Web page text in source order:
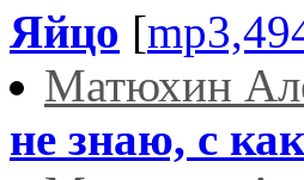
Яйцо [
Матюхин
не знаю, с